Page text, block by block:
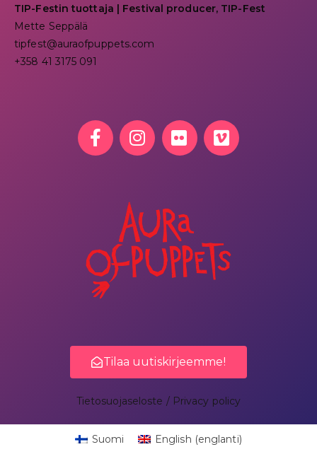
TIP-Festin tuottaja | Festival producer, TIP-Fest
Mette Seppälä
tipfest@auraofpuppets.com
+358 41 3175 091
Tilaa uutiskirjeemme!
Tietosuojaseloste / Privacy policy
Suomi English (englanti)